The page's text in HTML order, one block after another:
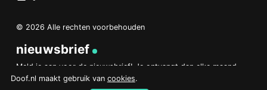
© 2026 Alle rechten voorbehouden
nieuwsbrief
Meld je aan voor de nieuwsbrief! Je ontvangt dan elke maand
een overzicht van het belangrijkste nieuws.
Doof.nl maakt gebruik van cookies.